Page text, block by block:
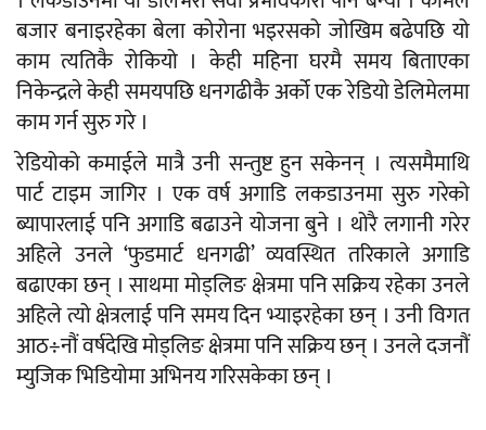
बजार बनाइरहेका बेला कोरोना भइरसको जोखिम बढेपछि यो
काम त्यतिकै रोकियो । केही महिना घरमै समय बिताएका
निकेन्द्रले केही समयपछि धनगढीकै अर्को एक रेडियो डेलिमेलमा
काम गर्न सुरु गरे ।
रेडियोको कमाईले मात्रै उनी सन्तुष्ट हुन सकेनन् । त्यसमैमाथि
पार्ट टाइम जागिर । एक वर्ष अगाडि लकडाउनमा सुरु गरेको
ब्यापारलाई पनि अगाडि बढाउने योजना बुने । थोरै लगानी गरेर
अहिले उनले ‘फुडमार्ट धनगढी’ व्यवस्थित तरिकाले अगाडि
बढाएका छन् । साथमा मोड्लिङ क्षेत्रमा पनि सक्रिय रहेका उनले
अहिले त्यो क्षेत्रलाई पनि समय दिन भ्याइरहेका छन् । उनी विगत
आठ÷नौं वर्षदेखि मोड्लिङ क्षेत्रमा पनि सक्रिय छन् । उनले दजनौं
म्युजिक भिडियोमा अभिनय गरिसकेका छन् ।